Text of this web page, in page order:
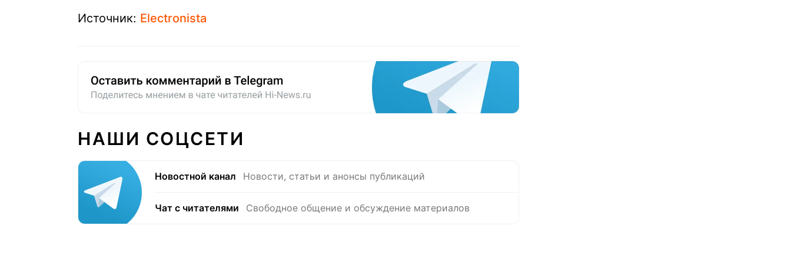
Источник: Electronista
НАШИ СОЦСЕТИ
Новостной канал Новости, статьи и анонсы публикаций
Чат с читателями Свободное общение и обсуждение материалов